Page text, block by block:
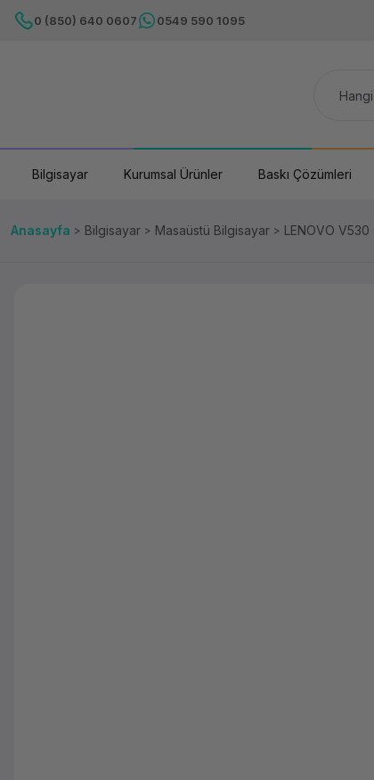
0 (850) 640 0607 0549 590 1095
Bilgisayar Kurumsal Ürünler Baskı Çözümleri
Anasayfa Bilgisayar Masaüstü Bilgisayar LENOVO